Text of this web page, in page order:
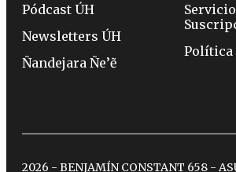
Pódcast ÚH
Newsletters ÚH
Ñandejara Ñe’ẽ
Política
2026 - BENJAMÍN CONSTANT 658 -